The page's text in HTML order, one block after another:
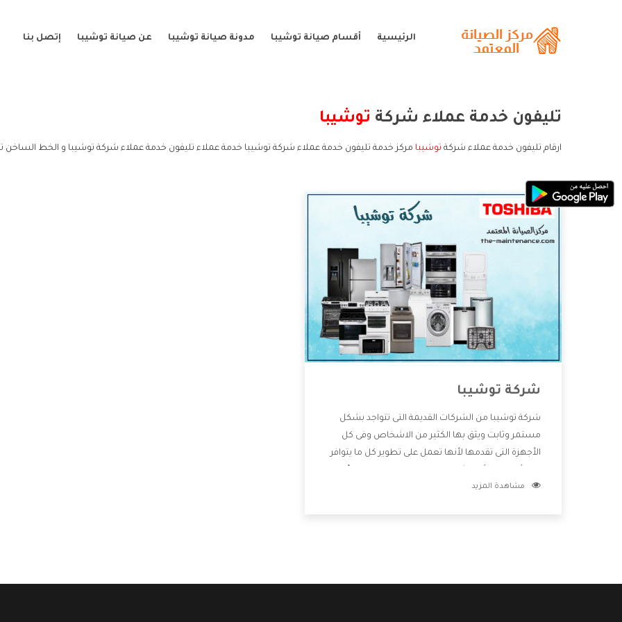
الرئيسية أقسام صيانة توشيبا مدونة صيانة توشيبا عن صيانة توشيبا إتصل بنا
تليفون خدمة عملاء شركة توشيبا
ارقام تليفون خدمة عملاء شركة توشيبا مركز خدمة تليفون خدمة عملاء شركة توشيبا خدمة عملاء تليفون خدمة عملاء شركة توشيبا و الخط الساخن
شركة توشيبا
شركة توشيبا من الشركات القديمة التى تتواجد بشكل
مستمر وثابت ويثق بها الكثير من الاشخاص وفى كل
الأجهزة التى تقدمها لأنها تعمل على تطوير كل ما يتوافر
خدمات ما بعد البيع مع المنتجات وتقدم للعملاء أقوى
مشاهدة المزيد